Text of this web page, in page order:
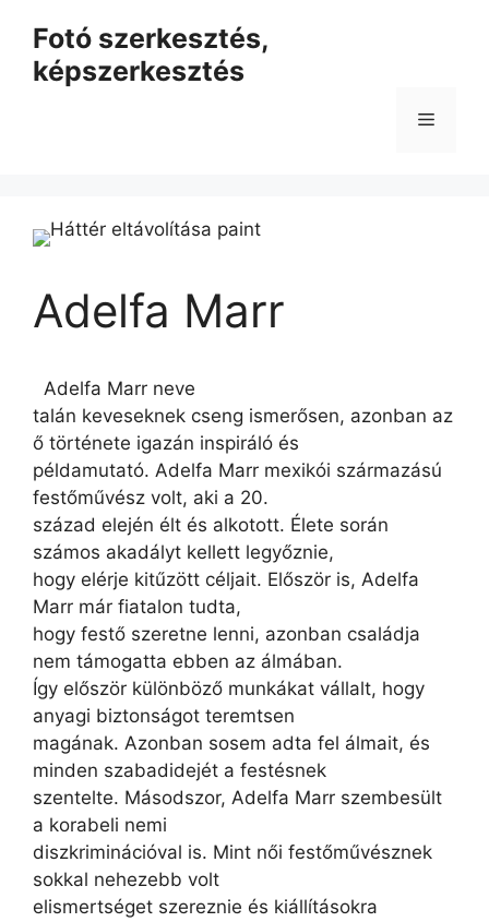
tartalomba
Fotó szerkesztés,
képszerkesztés
Menü
Adelfa Marr
Adelfa Marr neve
talán keveseknek cseng ismerősen, azonban az
ő története igazán inspiráló és
példamutató. Adelfa Marr mexikói származású
festőművész volt, aki a 20.
század elején élt és alkotott. Élete során
számos akadályt kellett legyőznie,
hogy elérje kitűzött céljait. Először is, Adelfa
Marr már fiatalon tudta,
hogy festő szeretne lenni, azonban családja
nem támogatta ebben az álmában.
Így először különböző munkákat vállalt, hogy
anyagi biztonságot teremtsen
magának. Azonban sosem adta fel álmait, és
minden szabadidejét a festésnek
szentelte. Másodszor, Adelfa Marr szembesült
a korabeli nemi
diszkriminációval is. Mint női festőművésznek
sokkal nehezebb volt
elismertséget szereznie és kiállításokra